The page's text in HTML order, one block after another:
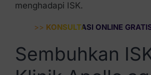
menghadapi ISK.
>> KONSULTASI ONLINE
Sembuhkan